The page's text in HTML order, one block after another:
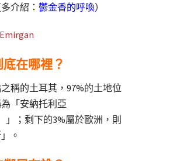
介紹： 鬱金香的呼喚）
在哪裡？
稱的土耳其，97%的土地位
「安納托利亞
」；剩下的3%屬於歐洲，則
。